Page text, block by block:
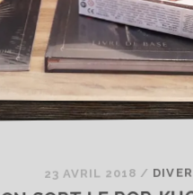
23 AVRIL 2018 /